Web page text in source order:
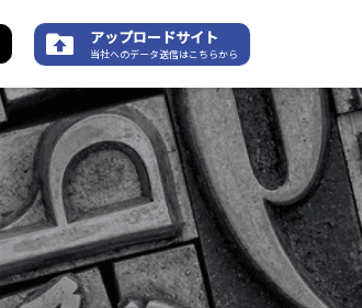
アップロードサイト
当社へのデータ送信はこちらから